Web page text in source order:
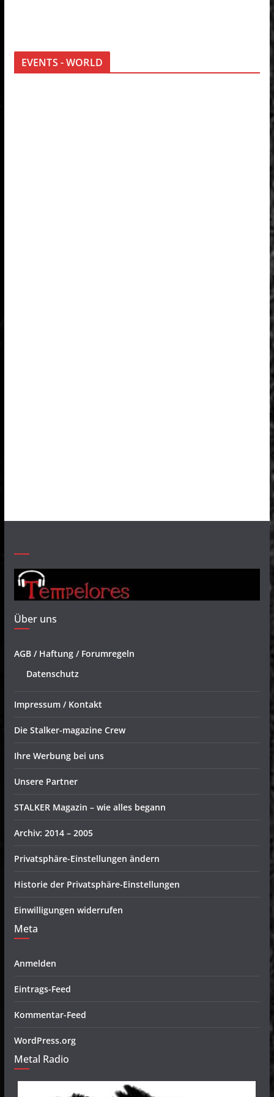
EVENTS - WORLD
Über uns
AGB / Haftung / Forumregeln
Datenschutz
Impressum / Kontakt
Die Stalker-magazine Crew
Ihre Werbung bei uns
Unsere Partner
STALKER Magazin – wie alles begann
Archiv: 2014 – 2005
Privatsphäre-Einstellungen ändern
Historie der Privatsphäre-Einstellungen
Einwilligungen widerrufen
Meta
Anmelden
Eintrags-Feed
Kommentar-Feed
WordPress.org
Metal Radio